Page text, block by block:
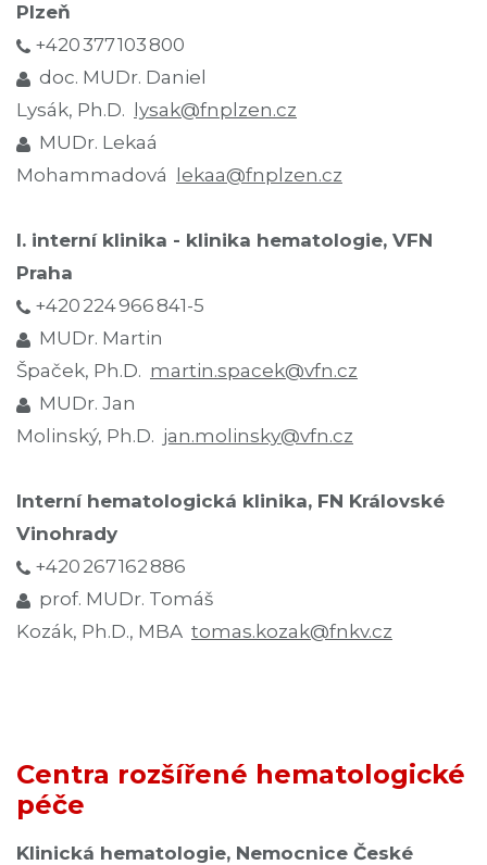
Plzeň
+420 377 103 800
doc. MUDr. Daniel
Lysák, Ph.D.
lysak@fnplzen.cz
MUDr. Lekaá
Mohammadová
lekaa@fnplzen.cz
I. interní klinika - klinika hematologie, VFN
Praha
+420 224 966 841-5
MUDr. Martin
Špaček, Ph.D. martin.spacek@vfn.cz
MUDr. Jan
Molinský, Ph.D. jan.molinsky@vfn.cz
Interní hematologická klinika, FN Královské
Vinohrady
+420 267 162 886
prof. MUDr. Tomáš
Kozák, Ph.D., MBA tomas.kozak@fnkv.cz
Centra rozšířené hematologické
péče
Klinická hematologie, Nemocnice České